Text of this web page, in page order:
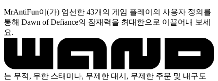
MrAntiFun이(가) 엄선한 43개의 게임 플레이의 사용자 정의를
통해 Dawn of Defiance의 잠재력을 최대한으로 이끌어내 보세
요.
는 무적, 무한 스태미나, 무제한 대시, 무제한 주문 및 내구도